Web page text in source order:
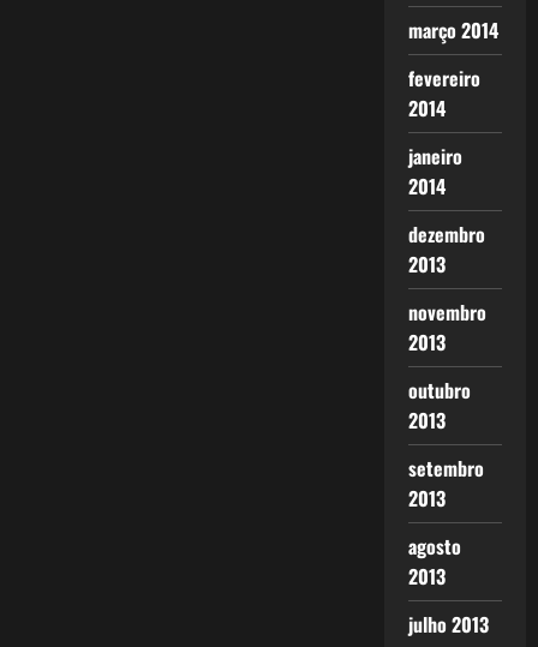
março 2014
fevereiro
2014
janeiro
2014
dezembro
2013
novembro
2013
outubro
2013
setembro
2013
agosto
2013
julho 2013